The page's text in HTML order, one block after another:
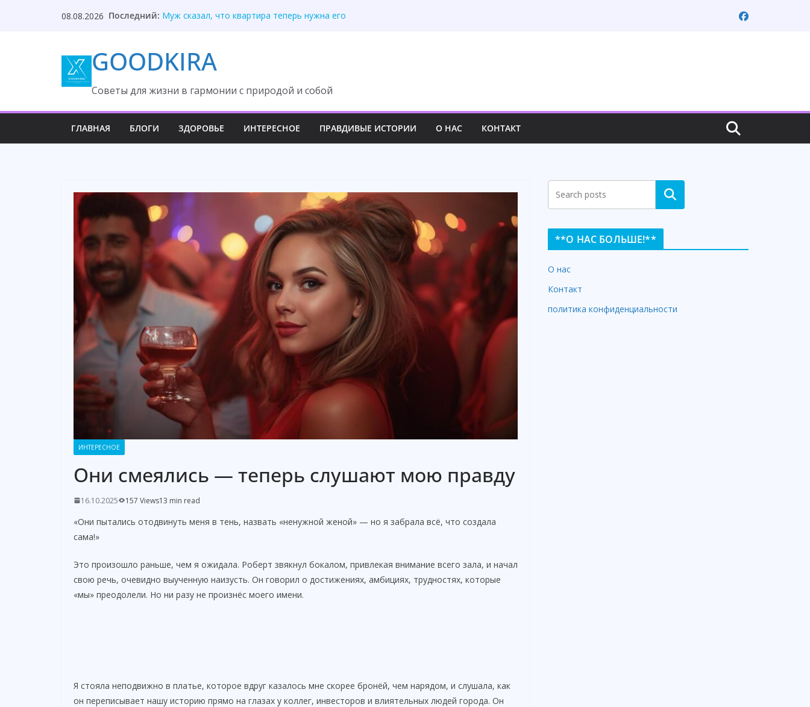
08.08.2026 Последний: Муж привёл свекровь в мой дом как хозяйку.
Муж уехал с любовницей, но жена знала
Муж велел мне переписать дачу на свекровь
GOODKIRA
Cоветы для жизни в гармонии с природой и собой
ГЛАВНАЯ БЛОГИ ЗДОРОВЬЕ ИНТЕРЕСНОЕ ПРАВДИВЫЕ ИСТОРИИ О НАС КОНТАКТ
ИНТЕРЕСНОЕ
Они смеялись — теперь слушают мою правду
16.10.2025 157 Views13 min read
«Они пытались отодвинуть меня в тень, назвать «ненужной женой» — но я забрала всё, что создала
сама!»
Это произошло раньше, чем я ожидала. Роберт звякнул бокалом, привлекая внимание всего зала, и начал
свою речь, очевидно выученную наизусть. Он говорил о достижениях, амбициях, трудностях, которые
«мы» преодолели. Но ни разу не произнёс моего имени.
Я стояла неподвижно в платье, которое вдруг казалось мне скорее бронёй, чем нарядом, и слушала, как
он переписывает нашу историю прямо на глазах у коллег, инвесторов и влиятельных людей города. Он
Search
**О НАС БОЛЬШЕ!**
О нас
Контакт
политика конфиденциальности